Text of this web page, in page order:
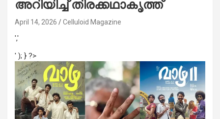
അറിയിച്ച് തിരക്കഥാകൃത്ത്
April 14, 2026 Celluloid Magazine
','
' ); } ?>